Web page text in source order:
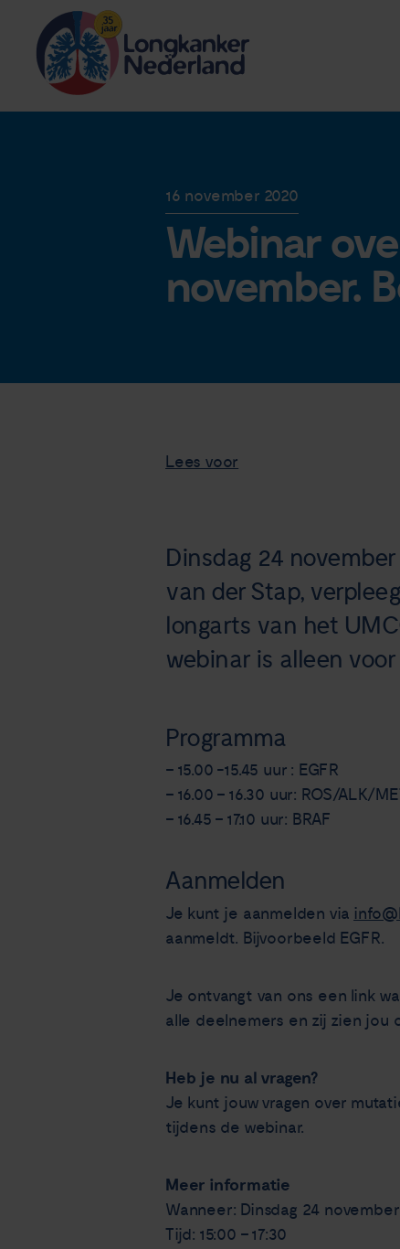
16 november 2020
Webinar
november.
Lees voor
Dinsdag 24
van der Stap,
longarts van het
webinar is alleen
Programma
– 15.00 -15.45 uur : EGFR
– 16.00 – 16.30 uur: ROS/ALK/
– 16.45 – 17.10 uur: BRAF
Aanmelden
Je kunt je aanmelden via
aanmeldt. Bijvoorbeeld EGFR.
Je ontvangt van ons een link
alle deelnemers en zij zien jou
Heb je nu al vragen?
Je kunt jouw vragen over
tijdens de webinar.
Meer informatie
Wanneer: Dinsdag 24 november
Tijd: 15:00 – 17:30